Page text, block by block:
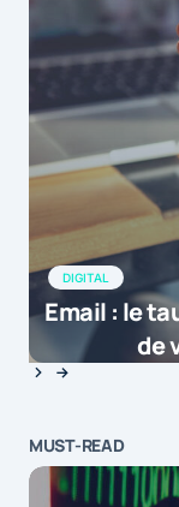
DIGITAL
Email : le
de
MUST-READ